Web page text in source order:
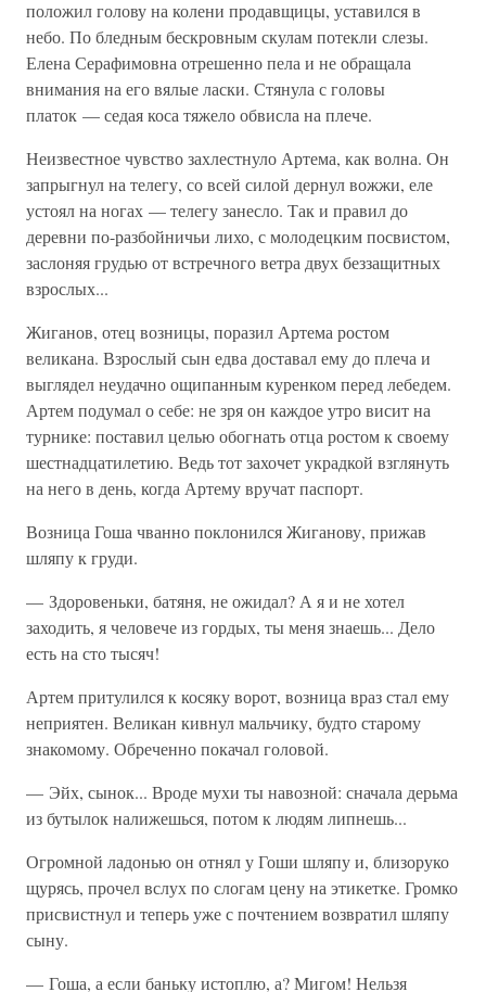
положил голову на колени продавщицы, уставился в
небо. По бледным бескровным скулам потекли слезы.
Елена Серафимовна отрешенно пела и не обращала
внимания на его вялые ласки. Стянула с головы
платок — седая коса тяжело обвисла на плече.
Неизвестное чувство захлестнуло Артема, как волна. Он
запрыгнул на телегу, со всей силой дернул вожжи, еле
устоял на ногах — телегу занесло. Так и правил до
деревни по-разбойничьи лихо, с молодецким посвистом,
заслоняя грудью от встречного ветра двух беззащитных
взрослых...
Жиганов, отец возницы, поразил Артема ростом
великана. Взрослый сын едва доставал ему до плеча и
выглядел неудачно ощипанным куренком перед лебедем.
Артем подумал о себе: не зря он каждое утро висит на
турнике: поставил целью обогнать отца ростом к своему
шестнадцатилетию. Ведь тот захочет украдкой взглянуть
на него в день, когда Артему вручат паспорт.
Возница Гоша чванно поклонился Жиганову, прижав
шляпу к груди.
— Здоровеньки, батяня, не ожидал? А я и не хотел
заходить, я человече из гордых, ты меня знаешь... Дело
есть на сто тысяч!
Артем притулился к косяку ворот, возница враз стал ему
неприятен. Великан кивнул мальчику, будто старому
знакомому. Обреченно покачал головой.
— Эйх, сынок... Вроде мухи ты навозной: сначала дерьма
из бутылок налижешься, потом к людям липнешь...
Огромной ладонью он отнял у Гоши шляпу и, близоруко
щурясь, прочел вслух по слогам цену на этикетке. Громко
присвистнул и теперь уже с почтением возвратил шляпу
сыну.
— Гоша, а если баньку истоплю, а? Мигом! Нельзя